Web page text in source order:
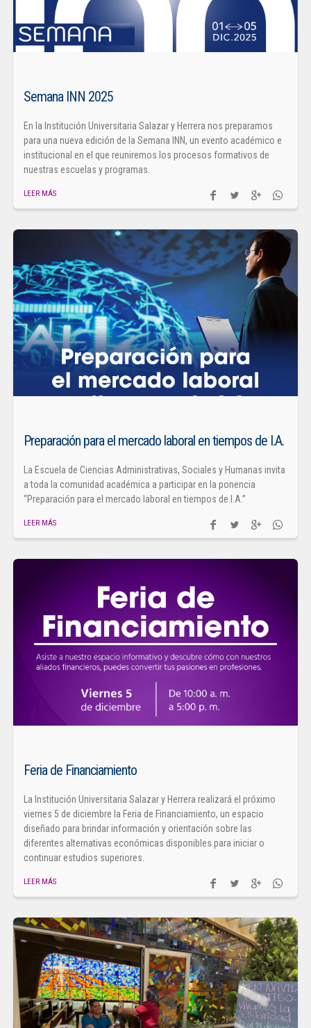
Semana INN 2025
En la Institución Universitaria Salazar y Herrera nos preparamos
para una nueva edición de la Semana INN, un evento académico e
institucional en el que reuniremos los procesos formativos de
nuestras escuelas y programas.
LEER MÁS
Preparación para el mercado laboral en tiempos de I.A.
La Escuela de Ciencias Administrativas, Sociales y Humanas invita
a toda la comunidad académica a participar en la ponencia
“Preparación para el mercado laboral en tiempos de I.A.”
LEER MÁS
Feria de Financiamiento
La Institución Universitaria Salazar y Herrera realizará el próximo
viernes 5 de diciembre la Feria de Financiamiento, un espacio
diseñado para brindar información y orientación sobre las
diferentes alternativas económicas disponibles para iniciar o
continuar estudios superiores.
LEER MÁS